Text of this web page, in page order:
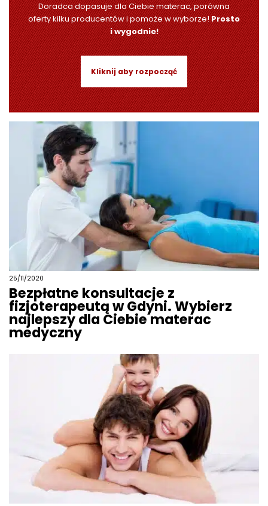
Doradca dopasuje dla Ciebie materac, porówna
oferty kilku producentów i pomoże w wyborze!Prosto
i wygodnie!
Kliknij aby rozpocząć
25/11/2020
Bezpłatne konsultacje z
fizjoterapeutą w Gdyni. Wybierz
najlepszy dla Ciebie materac
medyczny